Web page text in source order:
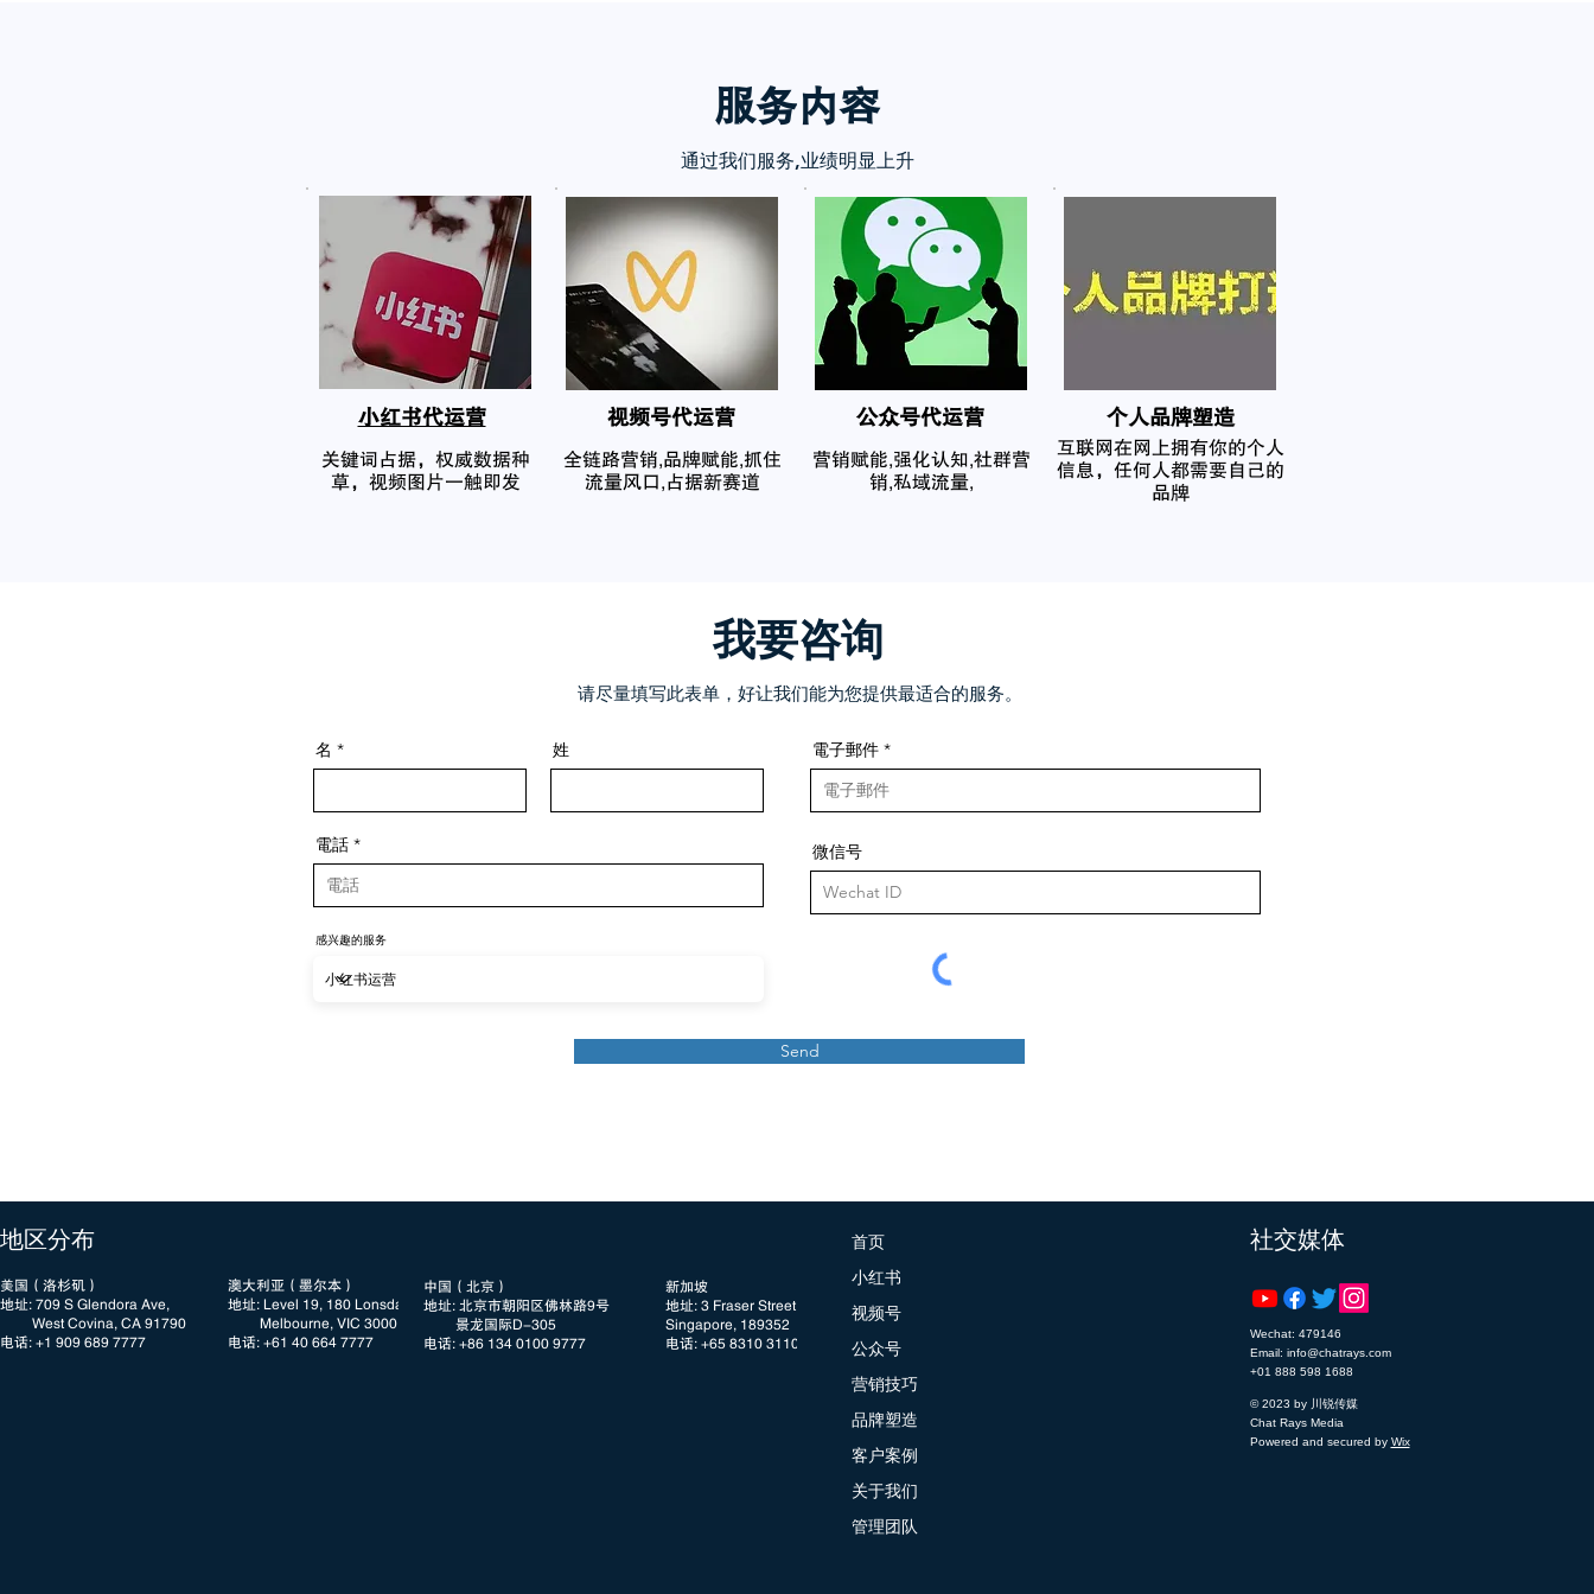
服务内容
通过我们服务,业绩明显上升
小红书代运营
关键词占据，权威数据种
草，视频图片一触即发
​视频号代运营
全链路营销,品牌赋能,抓住
流量风口,占据新赛道
公众号代运营
营销赋能,强化认知,社群营
销,私域流量,
个人品牌塑造
互联网在网上拥有你的个人
信息，任何人都需要自己的
品牌
我要咨询
请尽量填写此表单，好让我们能为您提供最适合的服务。
名 姓
電話
感兴趣的服务
電子郵件
微信号
Send
​地区分布
美国（洛杉矶）
地址: 709 S Glendora Ave,
West Covina, CA 91790
电话: +1 909 689 7777​​
澳大利亚（墨尔本）
地址: Level 19, 180 Lonsdale Street
Melbourne, VIC 3000
电话: +61 40 664 7777
中国（北京）
地址: 北京市朝阳区佛林路9号
景龙国际D-305
电话: +86 134 0100 9777
新加坡
地址: 3 Fraser Street, #08 DUO Tower
Singapore, 189352
电话: +65 8310 3110
首页
小红书
视频号
公众号
营销技巧
品牌塑造
客户案例
关于我们
管理团队
​社交媒体
Wechat: 479146
Email: info@chatrays.com
+01 888 598 1688
© 2023 by 川锐传媒
Chat Rays Media
Powered and secured by Wix